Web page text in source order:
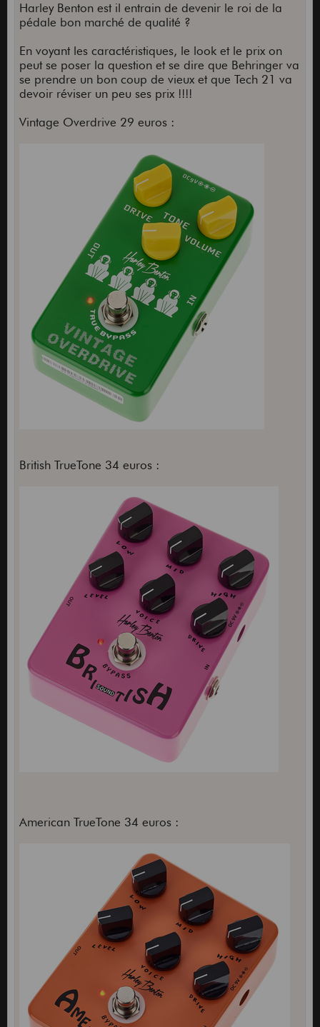
Harley Benton est il entrain de devenir le roi de la
pédale bon marché de qualité ?
En voyant les caractéristiques, le look et le prix on
peut se poser la question et se dire que Behringer va
se prendre un bon coup de vieux et que Tech 21 va
devoir réviser un peu ses prix !!!!
Vintage Overdrive 29 euros :
British TrueTone 34 euros :
American TrueTone 34 euros :